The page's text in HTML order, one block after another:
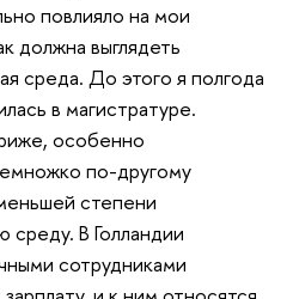
повлияло на мои
должна выглядеть
среда. До этого я полгода
в магистратуре.
особенно
по-другому
степени
среду. В Голландии
сотрудниками